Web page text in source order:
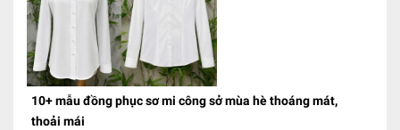
10+ mẫu đồng phục sơ mi công sở mùa hè thoáng mát,
thoải mái